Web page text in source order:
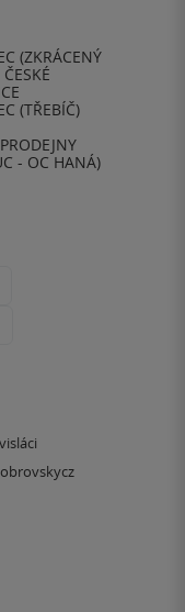
(ZKRÁCENÝ
(TŘEBÍČ)
- OC HANÁ)